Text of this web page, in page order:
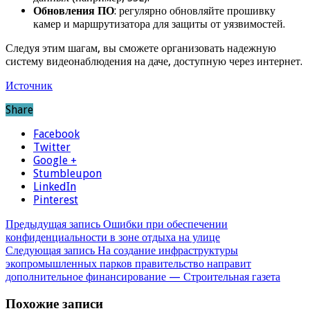
Обновления ПО: регулярно обновляйте прошивку
камер и маршрутизатора для защиты от уязвимостей.
Следуя этим шагам, вы сможете организовать надежную
систему видеонаблюдения на даче, доступную через интернет.
Источник
Share
Facebook
Twitter
Google +
Stumbleupon
LinkedIn
Pinterest
Предыдущая запись Ошибки при обеспечении
конфиденциальности в зоне отдыха на улице
Следующая запись На создание инфраструктуры
экопромышленных парков правительство направит
дополнительное финансирование — Строительная газета
Похожие записи